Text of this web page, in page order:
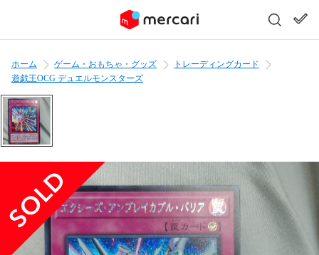
ホーム ゲーム・おもちゃ・グッズ
トレーディングカード
遊戯王OCG デュエルモンスターズ